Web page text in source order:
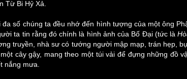
Từ Bi Hỷ Xả.
số chúng ta đều nhớ đến hình tượng của một ông
ta tin rằng đó chính là hình ảnh của Bố Đại (tức là
truyền, nhà sư có tướng người mập mạp, trán hẹp,
cây gậy, mang theo một túi vải để đựng những đồ
nắng mưa.